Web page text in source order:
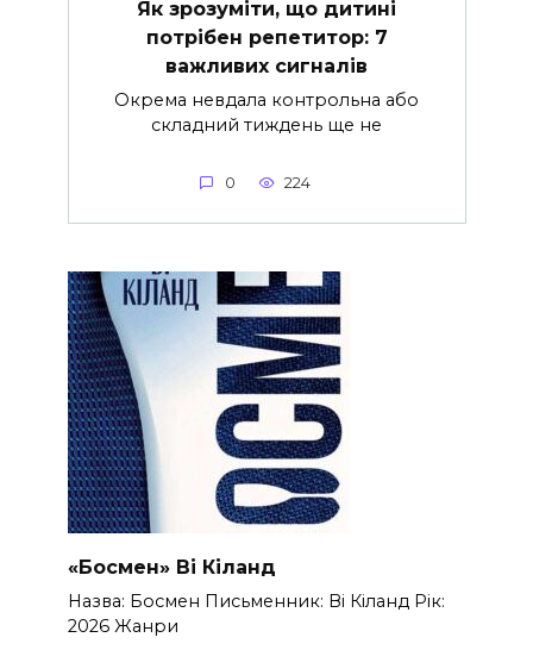
Як зрозуміти, що дитині
потрібен репетитор: 7
важливих сигналів
Окрема невдала контрольна або
складний тиждень ще не
0 224
«Босмен» Ві Кіланд
Назва: Босмен Письменник: Ві Кіланд Рік:
2026 Жанри